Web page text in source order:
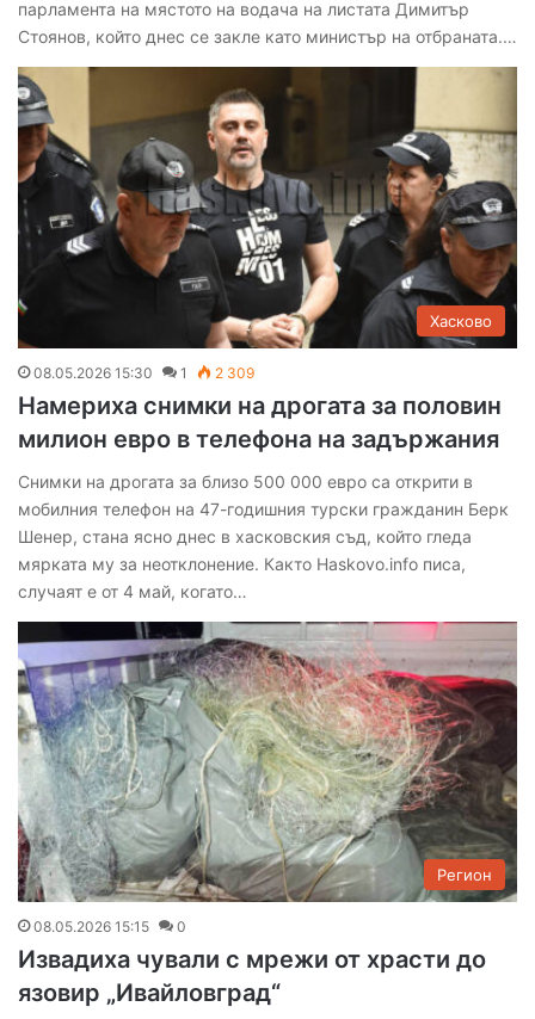
парламента на мястото на водача на листата Димитър
Стоянов, който днес се закле като министър на отбраната.…
Хасково
08.05.2026 15:30 1 2 309
Намериха снимки на дрогата за половин
милион евро в телефона на задържания
Снимки на дрогата за близо 500 000 евро са открити в
мобилния телефон на 47-годишния турски гражданин Берк
Шенер, стана ясно днес в хасковския съд, който гледа
мярката му за неотклонение. Както Haskovo.info писа,
случаят е от 4 май, когато…
Регион
08.05.2026 15:15 0
Извадиха чували с мрежи от храсти до
язовир „Ивайловград“